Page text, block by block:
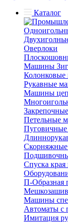
Каталог
Оверлоки
Машины
Рукавные
Машины
Петельные
Спуска края
П-Образная
Машины
Автоматы с
Имитация